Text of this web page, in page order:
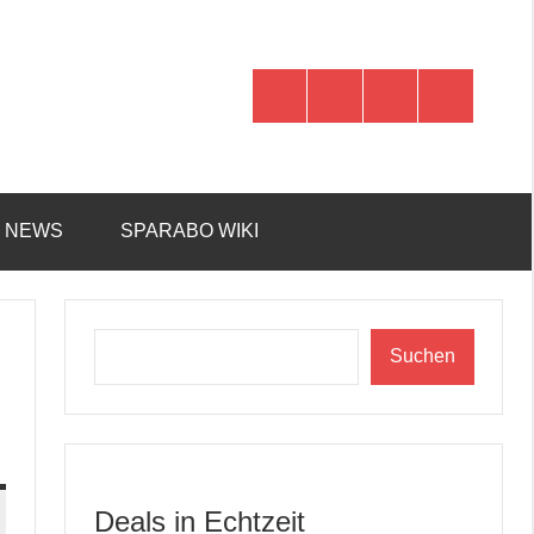
NEWS SPARABO WIKI
Suchen
Deals in Echtzeit